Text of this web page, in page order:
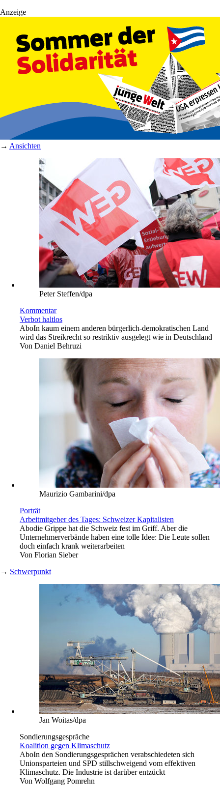
Anzeige
→ Ansichten
Peter Steffen/dpa
Kommentar
Verbot haltlos
AboIn kaum einem anderen bürgerlich-demokratischen Land
wird das Streikrecht so restriktiv ausgelegt wie in Deutschland
Von Daniel Behruzi
Maurizio Gambarini/dpa
Porträt
Arbeitmitgeber des Tages: Schweizer Kapitalisten
Abodie Grippe hat die Schweiz fest im Griff. Aber die
Unternehmerverbände haben eine tolle Idee: Die Leute sollen
doch einfach krank weiterarbeiten
Von Florian Sieber
→ Schwerpunkt
Jan Woitas/dpa
Sondierungsgespräche
Koalition gegen Klimaschutz
AboIn den Sondierungsgesprächen verabschiedeten sich
Unionsparteien und SPD stillschweigend vom effektiven
Klimaschutz. Die Industrie ist darüber entzückt
Von Wolfgang Pomrehn